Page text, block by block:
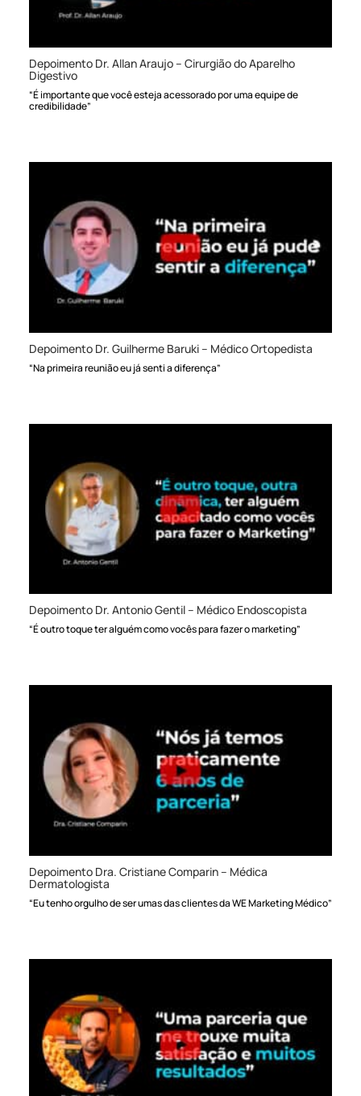
Depoimento Dr. Allan Araujo – Cirurgião do Aparelho
Digestivo
“É importante que você esteja acessorado por uma equipe de
credibilidade”
Depoimento Dr. Guilherme Baruki – Médico Ortopedista
“Na primeira reunião eu já senti a diferença”
Depoimento Dr. Antonio Gentil – Médico Endoscopista
“É outro toque ter alguém como vocês para fazer o marketing”
Depoimento Dra. Cristiane Comparin – Médica
Dermatologista
“Eu tenho orgulho de ser umas das clientes da WE Marketing Médico”